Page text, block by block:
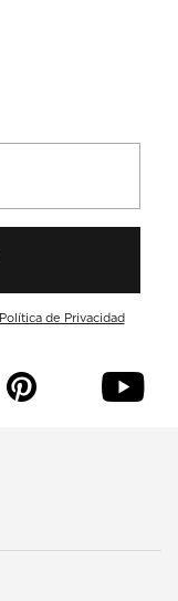
Política de Privacidad
p y